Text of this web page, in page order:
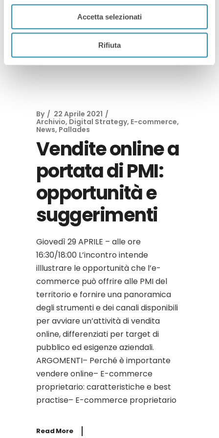
Accetta selezionati
Rifiuta
Read More
By
22 Aprile 2021
Archivio, Digital Strategy, E-commerce,
News, Pallades
Vendite online a
portata di PMI:
opportunità e
suggerimenti
Giovedì 29 APRILE – alle ore
16:30/18:00 L’incontro intende
illlustrare le opportunità che l’e-
commerce può offrire alle PMI del
territorio e fornire una panoramica
degli strumenti e dei canali disponibili
per avviare un’attività di vendita
online, differenziati per target di
pubblico ed esigenze aziendali.
ARGOMENTI– Perché è importante
vendere online– E-commerce
proprietario: caratteristiche e best
practise– E-commerce proprietario
Read More